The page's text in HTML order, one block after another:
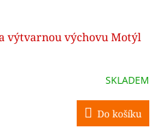
výtvarnou výchovu Motýl
SKLADEM
Do košíku